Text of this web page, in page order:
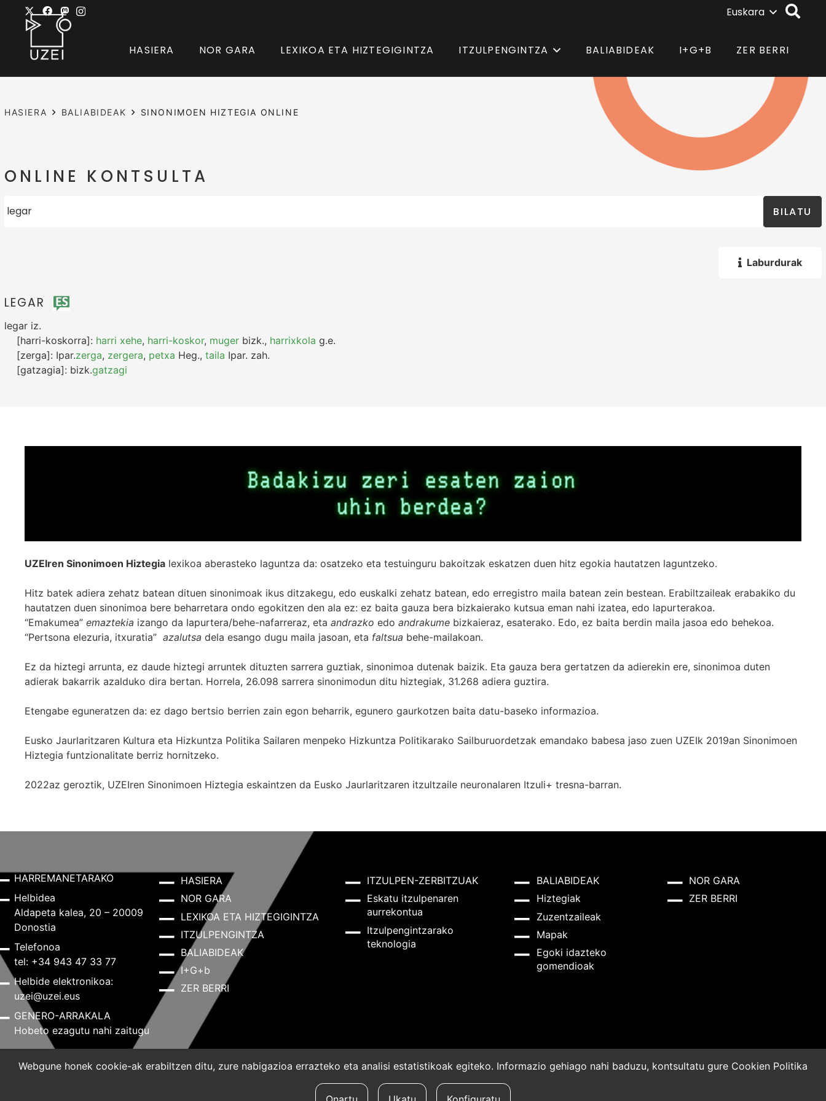
Euskara
HASIERA NOR GARA LEXIKOA ETA HIZTEGIGINTZA ITZULPENGINTZA BALIABIDEAK I+G+B ZER BERRI
HASIERA BALIABIDEAK SINONIMOEN HIZTEGIA ONLINE
ONLINE KONTSULTA
BILATU
Laburdurak
LEGAR
legar iz.
[harri-koskorra]: harri xehe, harri-koskor, muger bizk., harrixkola g.e.
[zerga]: Ipar.zerga, zergera, petxa Heg., taila Ipar. zah.
[gatzagia]: bizk.gatzagi
UZEIren Sinonimoen Hiztegia lexikoa aberasteko laguntza da: osatzeko eta testuinguru bakoitzak eskatzen duen hitz egokia hautatzen laguntzeko.
Hitz batek adiera zehatz batean dituen sinonimoak ikus ditzakegu, edo euskalki zehatz batean, edo erregistro maila batean zein bestean. Erabiltzaileak erabakiko du
hautatzen duen sinonimoa bere beharretara ondo egokitzen den ala ez: ez baita gauza bera bizkaierako kutsua eman nahi izatea, edo lapurterakoa.
“Emakumea” emaztekia izango da lapurtera/behe-nafarreraz, eta andrazko edo andrakume bizkaieraz, esaterako. Edo, ez baita berdin maila jasoa edo behekoa.
“Pertsona elezuria, itxuratia” azalutsa dela esango dugu maila jasoan, eta faltsua behe-mailakoan.
Ez da hiztegi arrunta, ez daude hiztegi arruntek dituzten sarrera guztiak, sinonimoa dutenak baizik. Eta gauza bera gertatzen da adierekin ere, sinonimoa duten
adierak bakarrik azalduko dira bertan. Horrela, 26.098 sarrera sinonimodun ditu hiztegiak, 31.268 adiera guztira.
Etengabe eguneratzen da: ez dago bertsio berrien zain egon beharrik, egunero gaurkotzen baita datu-baseko informazioa.
Eusko Jaurlaritzaren Kultura eta Hizkuntza Politika Sailaren menpeko Hizkuntza Politikarako Sailburuordetzak emandako babesa jaso zuen UZEIk 2019an Sinonimoen
Hiztegia funtzionalitate berriz hornitzeko.
2022az geroztik, UZEIren Sinonimoen Hiztegia eskaintzen da Eusko Jaurlaritzaren itzultzaile neuronalaren Itzuli+ tresna-barran.
HARREMANETARAKO
Helbidea
Aldapeta kalea, 20 – 20009
Donostia
Telefonoa
tel: +34 943 47 33 77
Helbide elektronikoa:
uzei@uzei.eus
GENERO-ARRAKALA
Hobeto ezagutu nahi zaitugu
HASIERA
NOR GARA
LEXIKOA ETA HIZTEGIGINTZA
ITZULPENGINTZA
BALIABIDEAK
I+G+b
ZER BERRI
ITZULPEN-ZERBITZUAK
Eskatu itzulpenaren
aurrekontua
Itzulpengintzarako
teknologia
BALIABIDEAK
Hiztegiak
Zuzentzaileak
Mapak
Egoki idazteko
gomendioak
NOR GARA
ZER BERRI
Lege-oharra Cookie-politika
Webgune honek cookie-ak erabiltzen ditu, zure nabigazioa errazteko eta analisi estatistikoak egiteko. Informazio gehiago nahi baduzu, kontsultatu gure Cookien Politika